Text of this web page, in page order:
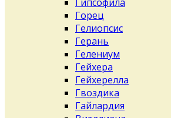
Горец
Гелиопсис
Герань
Гелениум
Гейхера
Гейхерелла
Гвоздика
Гайлардия